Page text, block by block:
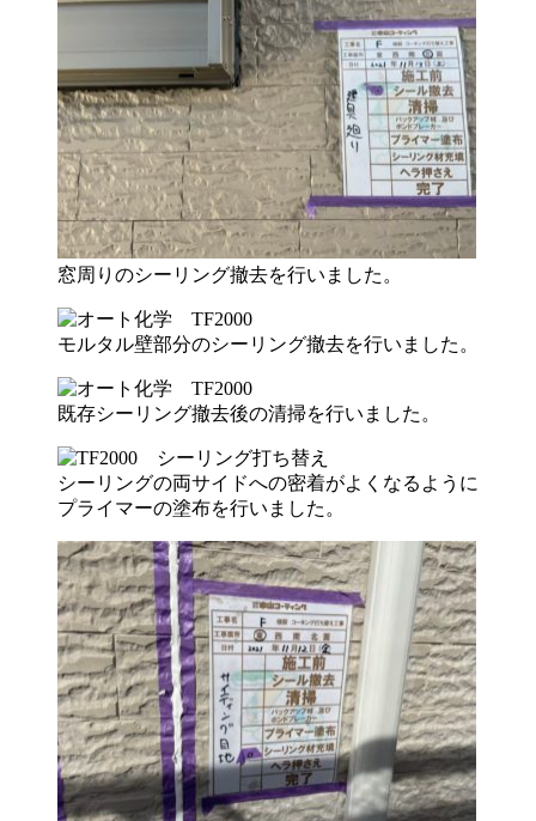
窓周りのシーリング撤去を行いました。
モルタル壁部分のシーリング撤去を行いました。
既存シーリング撤去後の清掃を行いました。
シーリングの両サイドへの密着がよくなるように
プライマーの塗布を行いました。